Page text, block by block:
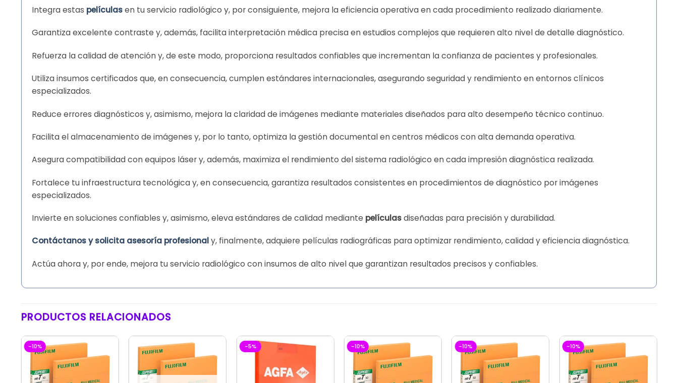
Integra estas películasen tu servicio radiológico y, por consiguiente, mejora la eficiencia operativa en cada procedimiento realizado diariamente.
Garantiza excelente contraste y, además, facilita interpretación médica precisa en estudios complejos que requieren alto nivel de detalle diagnóstico.
Refuerza la calidad de atención y, de este modo, proporciona resultados confiables que incrementan la confianza de pacientes y profesionales.
Utiliza insumos certificados que, en consecuencia, cumplen estándares internacionales, asegurando seguridad y rendimiento en entornos clínicos
especializados.
Reduce errores diagnósticos y, asimismo, mejora la claridad de imágenes mediante materiales diseñados para alto desempeño técnico continuo.
Facilita el almacenamiento de imágenes y, por lo tanto, optimiza la gestión documental en centros médicos con alta demanda operativa.
Asegura compatibilidad con equipos láser y, además, maximiza el rendimiento del sistema radiológico en cada impresión diagnóstica realizada.
Fortalece tu infraestructura tecnológica y, en consecuencia, garantiza resultados consistentes en procedimientos de diagnóstico por imágenes
especializados.
Invierte en soluciones confiables y, asimismo, eleva estándares de calidad mediante películasdiseñadas para precisión y durabilidad.
Contáctanos y solicita asesoría profesionaly, finalmente, adquiere películas radiográficas para optimizar rendimiento, calidad y eficiencia diagnóstica.
Actúa ahora y, por ende, mejora tu servicio radiológico con insumos de alto nivel que garantizan resultados precisos y confiables.
PRODUCTOS RELACIONADOS
-10% -5% -10% -10% -10%